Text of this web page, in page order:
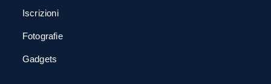
Iscrizioni
Fotografie
Gadgets